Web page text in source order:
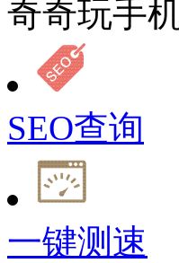
奇奇玩手
SEO查询
一键测速